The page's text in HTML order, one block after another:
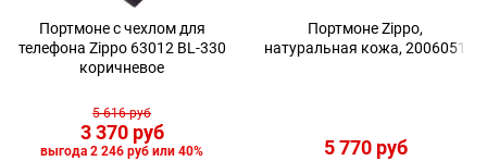
Портмоне с чехлом для
телефона Zippo 63012 BL-330
коричневое
5 616 руб
3 370 руб
выгода 2 246 руб или 40%
Портмоне Zippo,
натуральная кожа, 2006051
5 770 руб